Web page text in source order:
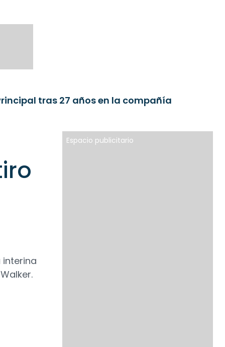
tras 27 años en la compañía
interina
Espacio publicitario